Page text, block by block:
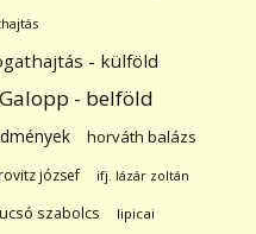
- külföld
Galopp - belföld
horváth balázs
józsef ifj. lázár zoltán
szabolcs lipicai